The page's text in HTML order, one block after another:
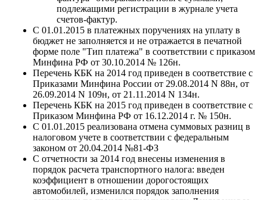
подлежащими регистрации в журнале учета
счетов-фактур.
С 01.01.2015 в платежных поручениях на уплату в
бюджет не заполняется и не отражается в печатной
форме поле "Тип платежа" в соответствии с приказом
Минфина РФ от 30.10.2014 № 126н.
Перечень КБК на 2014 год приведен в соответствие с
Приказами Минфина России от 29.08.2014 N 88н, от
26.09.2014 N 109н, от 21.11.2014 N 134н.
Перечень КБК на 2015 год приведен в соответствие с
Приказом Минфина РФ от 16.12.2014 г. № 150н.
С 01.01.2015 реализована отмена суммовых разниц в
налоговом учете в соответствии с федеральным
законом от 20.04.2014 №81-ФЗ
С отчетности за 2014 год внесены изменения в
порядок расчета транспортного налога: введен
коэффициент в отношении дорогостоящих
автомобилей, изменился порядок заполнения